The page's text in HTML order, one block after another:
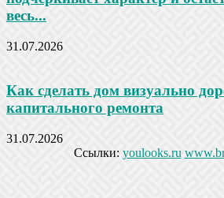
весь...
31.07.2026
Как сделать дом визуально
капитального ремонта
31.07.2026
Ссылки: youlooks.ru